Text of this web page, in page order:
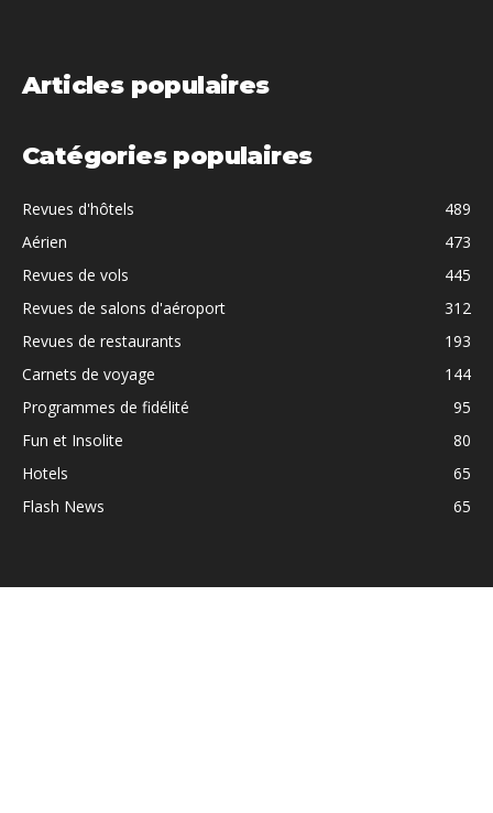
Articles populaires
Catégories populaires
Revues d'hôtels
489
Aérien
473
Revues de vols
445
Revues de salons d'aéroport
312
Revues de restaurants
193
Carnets de voyage
144
Programmes de fidélité
95
Fun et Insolite
80
Hotels
65
Flash News
65